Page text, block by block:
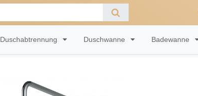
Duschabtrennung Duschwanne Badewanne